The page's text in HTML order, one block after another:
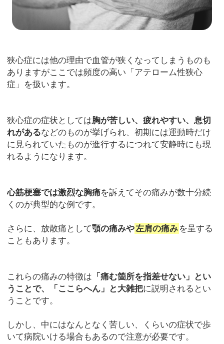
狭心症には他の理由で血管が狭くなってしまうものも
ありますがここでは頻度の高い「アテローム性狭心
症」を扱います。
狭心症の症状としては胸が苦しい、疲れやすい、息切
れがあるなどのものが挙げられ、初期には運動時だけ
に見られていたものが進行するにつれて安静時にも現
れるようになります。
心筋梗塞では激烈な胸痛を訴えてその痛みが数十分続
くのが典型的な例です。
さらに、放散痛として顎の痛みや左肩の痛み を呈する
こともあります。
これらの痛みの特徴は 「痛む箇所を指差せない」とい
うことで、「ここらへん」と大雑把に説明されるとい
うことです。
しかし、中にはなんとなく苦しい、くらいの症状で歩
いて病院いける場合もあるので注意が必要です。